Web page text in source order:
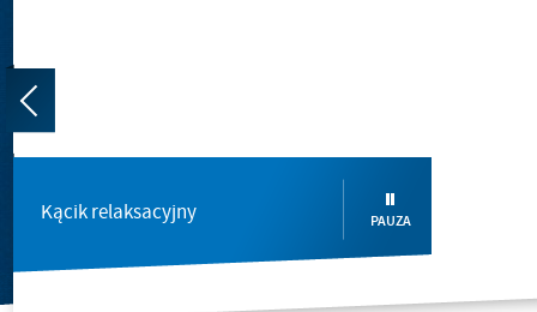
Kącik relaksacyjny PAUZA